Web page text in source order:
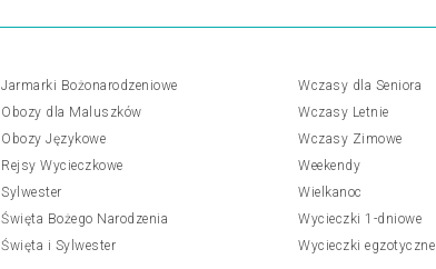
Jarmarki Bożonarodzeniowe
Obozy dla Maluszków
Obozy Językowe
Rejsy Wycieczkowe
Sylwester
Święta Bożego Narodzenia
Święta i Sylwester
Wczasy dla Seniora
Wczasy Letnie
Wczasy Zimowe
Weekendy
Wielkanoc
Wycieczki 1-dniowe
Wycieczki egzotyczne